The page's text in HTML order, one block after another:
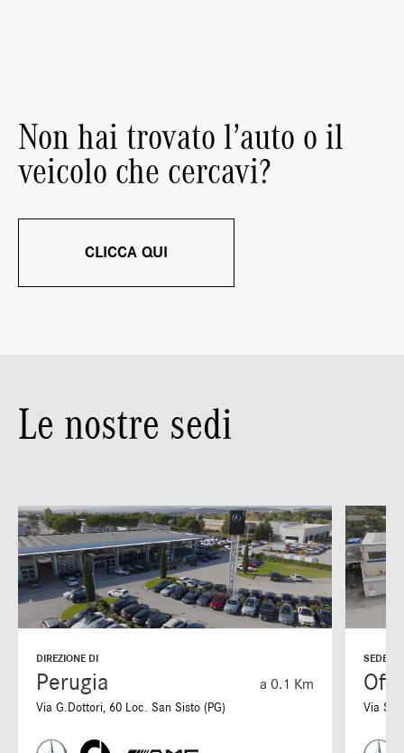
Non hai trovato l’auto o il
veicolo che cercavi?
CLICCA QUI
Le nostre sedi
DIREZIONE DI
Perugia a 0.1 Km
Via G.Dottori, 60 Loc. San Sisto (PG)
SEDE DI
Via S.